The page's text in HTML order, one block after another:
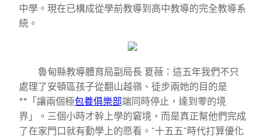
中學。現在已構成從學前教導到高中教導的完全教導系
統。
魯甸縣教導體育局副局長 夏薇：這五年我們不只
處理了安頓區孩子從翻山越嶺、徒步兩她的目的是
**「讓兩個極包養俱樂部端同時停止，達到零的境
界」。三個小時才幹上學的窘境，而是真正幫他們完成
了在家門口就有勤學上的愿看。“十五五”時代打算優化